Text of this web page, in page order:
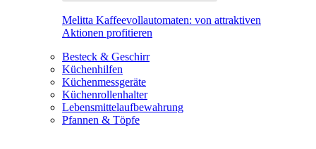
Melitta Kaffeevollautomaten: von attraktiven
Aktionen profitieren
Besteck & Geschirr
Küchenhilfen
Küchenmessgeräte
Küchenrollenhalter
Lebensmittelaufbewahrung
Pfannen & Töpfe